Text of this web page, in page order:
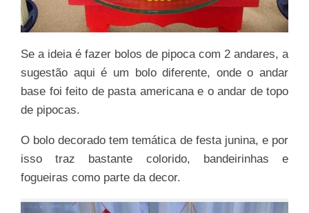
Se a ideia é fazer bolos de pipoca com 2 andares, a
sugestão aqui é um bolo diferente, onde o andar
base foi feito de pasta americana e o andar de topo
de pipocas.
O bolo decorado tem temática de festa junina, e por
isso traz bastante colorido, bandeirinhas e
fogueiras como parte da decor.